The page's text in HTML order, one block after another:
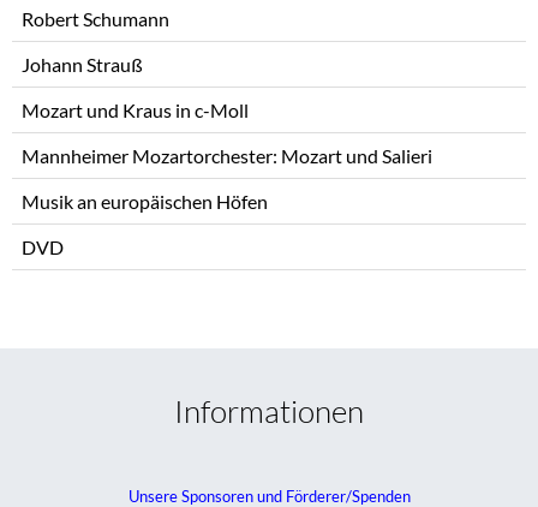
Robert Schumann
Johann Strauß
Mozart und Kraus in c-Moll
Mannheimer Mozartorchester: Mozart und Salieri
Musik an europäischen Höfen
DVD
Informationen
Unsere Sponsoren und Förderer/Spenden